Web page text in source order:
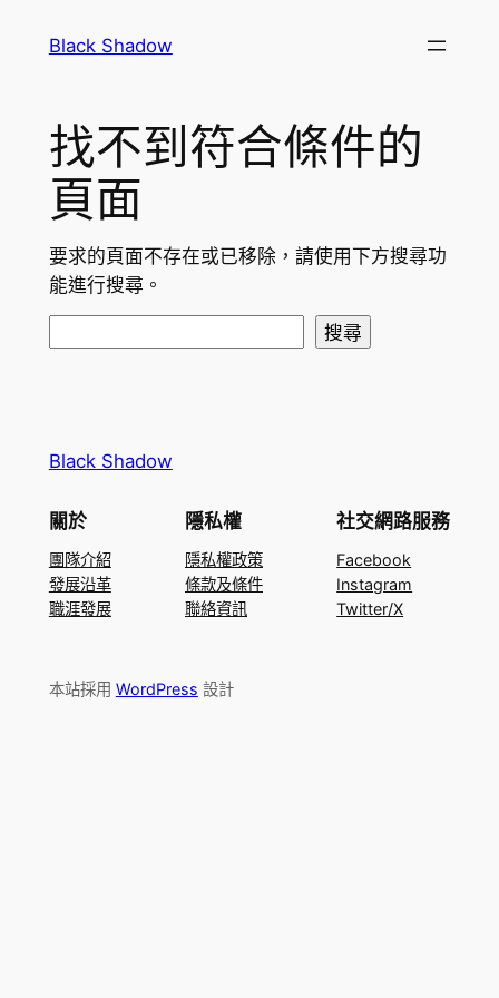
Black Shadow
找不到符合條件的
頁面
要求的頁面不存在或已移除，請使用下方搜尋功
能進行搜尋。
搜尋
Black Shadow
關於
團隊介紹
發展沿革
職涯發展
隱私權
隱私權政策
條款及條件
聯絡資訊
社交網路服務
Facebook
Instagram
Twitter/X
本站採用 WordPress 設計